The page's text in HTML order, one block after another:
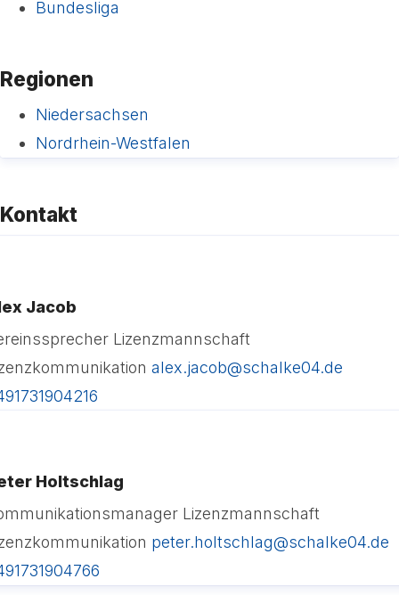
Bundesliga
Regionen
Niedersachsen
Nordrhein-Westfalen
Kontakt
Jacob
Lizenzmannschaft
alex.jacob@schalke04.de
Holtschlag
Lizenzmannschaft
peter.holtschlag@schalke04.de